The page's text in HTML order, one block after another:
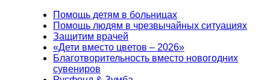
Помощь детям в больницах
Помощь людям в чрезвычайных ситуациях
Защитим врачей
«Дети вместо цветов – 2026»
Благотворительность вместо новогодних
сувениров